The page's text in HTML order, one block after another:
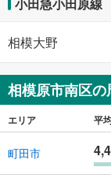
相模大野
相模原市南区
エリア 平
町田市